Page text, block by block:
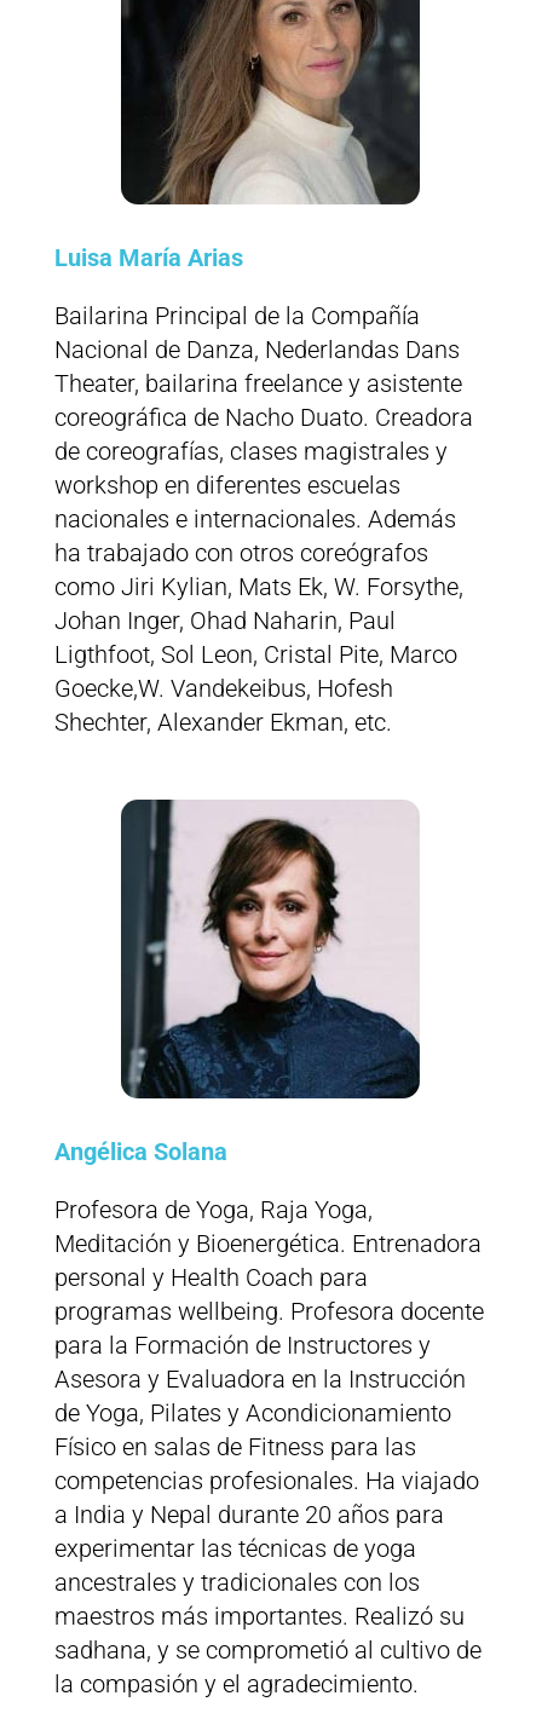
Luisa María Arias
Bailarina Principal de la Compañía
Nacional de Danza, Nederlandas Dans
Theater, bailarina freelance y asistente
coreográfica de Nacho Duato. Creadora
de coreografías, clases magistrales y
workshop en diferentes escuelas
nacionales e internacionales. Además
ha trabajado con otros coreógrafos
como Jiri Kylian, Mats Ek, W. Forsythe,
Johan Inger, Ohad Naharin, Paul
Ligthfoot, Sol Leon, Cristal Pite, Marco
Goecke,W. Vandekeibus, Hofesh
Shechter, Alexander Ekman, etc.
Angélica Solana
Profesora de Yoga, Raja Yoga,
Meditación y Bioenergética. Entrenadora
personal y Health Coach para
programas wellbeing. Profesora docente
para la Formación de Instructores y
Asesora y Evaluadora en la Instrucción
de Yoga, Pilates y Acondicionamiento
Físico en salas de Fitness para las
competencias profesionales. Ha viajado
a India y Nepal durante 20 años para
experimentar las técnicas de yoga
ancestrales y tradicionales con los
maestros más importantes. Realizó su
sadhana, y se comprometió al cultivo de
la compasión y el agradecimiento.